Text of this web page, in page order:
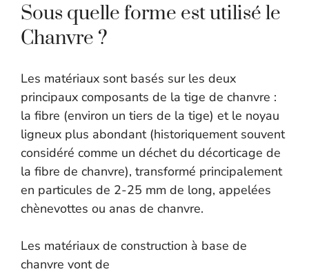
Sous quelle forme est utilisé le
Chanvre ?
Les matériaux sont basés sur les deux
principaux composants de la tige de chanvre :
la fibre (environ un tiers de la tige) et le noyau
ligneux plus abondant (historiquement souvent
considéré comme un déchet du décorticage de
la fibre de chanvre), transformé principalement
en particules de 2-25 mm de long, appelées
chènevottes ou anas de chanvre.
Les matériaux de construction à base de
chanvre vont de